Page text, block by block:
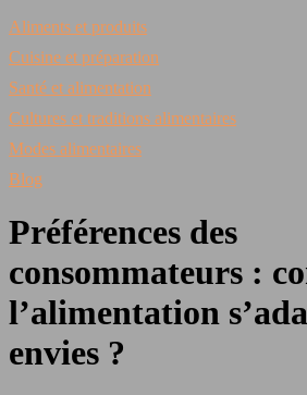
Aliments et produits
Cuisine et préparation
Santé et alimentation
Cultures et traditions alimentaires
Modes alimentaires
Blog
Préférences des
consommateurs :
l’alimentation
envies ?